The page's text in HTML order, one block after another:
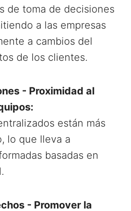
de toma de decisiones
a las empresas
a cambios del
de los clientes.
- Proximidad al
están más
lo que lleva a
basadas en
- Promover la